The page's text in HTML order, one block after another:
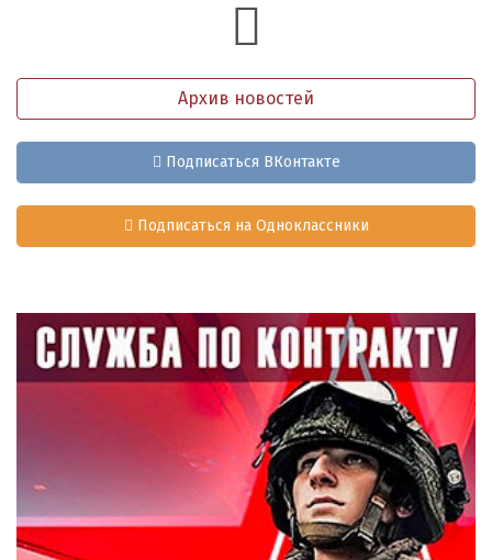
Архив новостей
Подписаться ВКонтакте
Подписаться на Одноклассники